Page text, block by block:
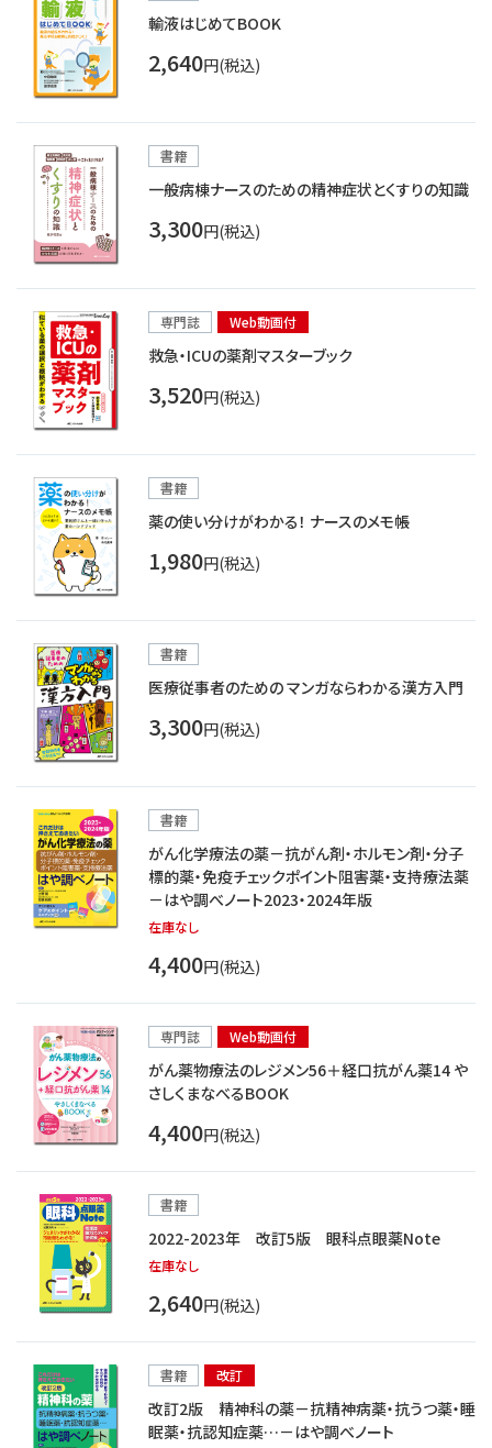
輸液はじめてBOOK
2,640円(税込)
書籍
一般病棟ナースのための精神症状とくすりの知識
3,300円(税込)
専門誌 Web動画付
救急・ICUの薬剤マスターブック
3,520円(税込)
書籍
薬の使い分けがわかる！ ナースのメモ帳
1,980円(税込)
書籍
医療従事者のための マンガならわかる漢方入門
3,300円(税込)
書籍
がん化学療法の薬－抗がん剤・ホルモン剤・分子
標的薬・免疫チェックポイント阻害薬・支持療法薬
－はや調べノート2023・2024年版
在庫なし
4,400円(税込)
専門誌 Web動画付
がん薬物療法のレジメン56＋経口抗がん薬14 や
さしくまなべるBOOK
4,400円(税込)
書籍
2022-2023年 改訂5版 眼科点眼薬Note
在庫なし
2,640円(税込)
書籍 改訂
改訂2版 精神科の薬－抗精神病薬・抗うつ薬・睡
眠薬・抗認知症薬…－はや調べノート